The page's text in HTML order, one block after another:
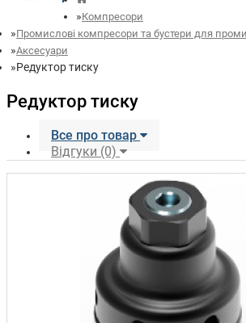
Компресори
Промислові компресори та бустери для
Аксесуари
Редуктор тиску
Редуктор тиску
Все про товар
Відгуки (0)